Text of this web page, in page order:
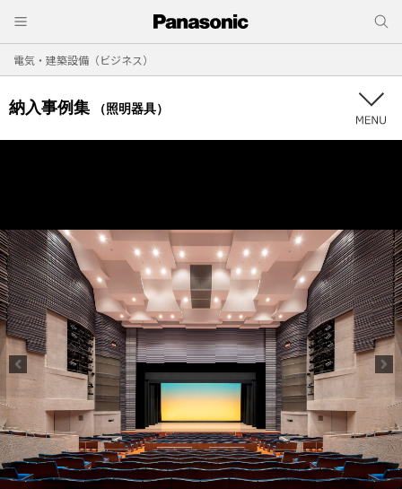
電気・建築設備（ビジネス）
納入事例集 （照明器具）